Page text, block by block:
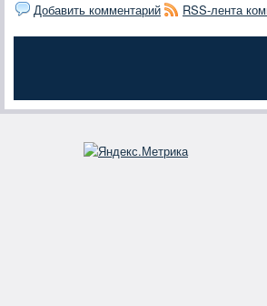
Добавить комментарий
RSS-лента